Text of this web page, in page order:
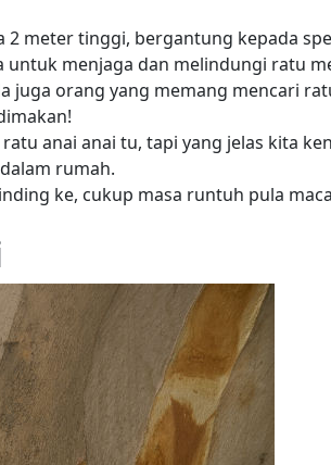
meter tinggi, bergantung kepada
untuk menjaga dan melindungi ratu
juga orang yang memang mencari
anai anai tu, tapi yang jelas kita
rumah.
ke, cukup masa runtuh pula